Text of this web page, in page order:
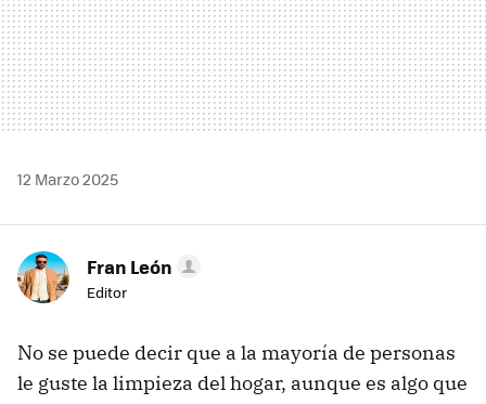
12 Marzo 2025
Fran León
Editor
No se puede decir que a la mayoría de personas
le guste la limpieza del hogar, aunque es algo que